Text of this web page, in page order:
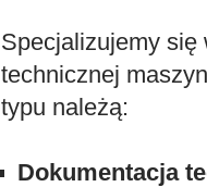
Specjalizujemy się
technicznej
typu należą:
Dokumentacja